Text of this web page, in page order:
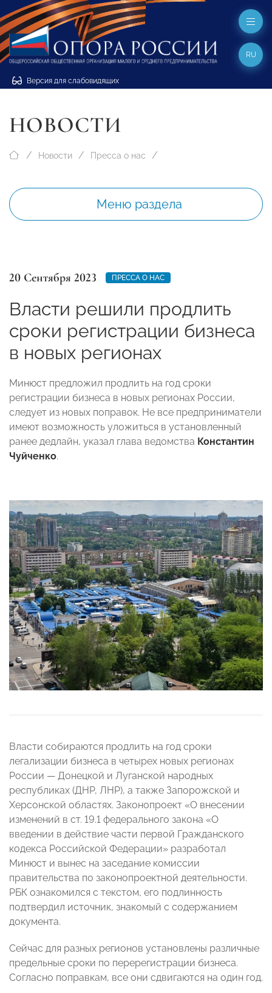
Версия для слабовидящих
RU
НОВОСТИ
Новости Пресса о нас
Меню раздела
20 Сентября 2023 ПРЕССА О НАС
Власти решили продлить
сроки регистрации бизнеса
в новых регионах
Минюст предложил продлить на год сроки
регистрации бизнеса в новых регионах России,
следует из новых поправок. Не все предприниматели
имеют возможность уложиться в установленный
ранее дедлайн, указал глава ведомства Константин
Чуйченко.
Власти собираются продлить на год сроки
легализации бизнеса в четырех новых регионах
России — Донецкой и Луганской народных
республиках (ДНР, ЛНР), а также Запорожской и
Херсонской областях. Законопроект «О внесении
изменений в ст. 19.1 федерального закона «О
введении в действие части первой Гражданского
кодекса Российской Федерации» разработал
Минюст и вынес на заседание комиссии
правительства по законопроектной деятельности.
РБК ознакомился с текстом, его подлинность
подтвердил источник, знакомый с содержанием
документа.
Сейчас для разных регионов установлены различные
предельные сроки по перерегистрации бизнеса.
Согласно поправкам, все они сдвигаются на один год.